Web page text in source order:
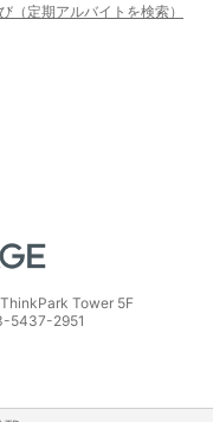
（定期アルバイトを検索）
Tower 5F
5437-2951